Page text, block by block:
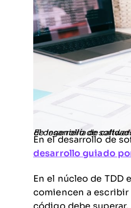
El desarrollo de software suele utilizar el desarrollo guiado por pruebas como parte del proceso de ingeniería de calidad.
En el desarrollo de
desarrollo guiado
En el núcleo de TDD
comiencen a
código debe superar.